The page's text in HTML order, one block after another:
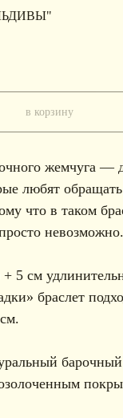
в корзину
жемчуга —
любят
что в таком
невозможно.
5 см
браслет